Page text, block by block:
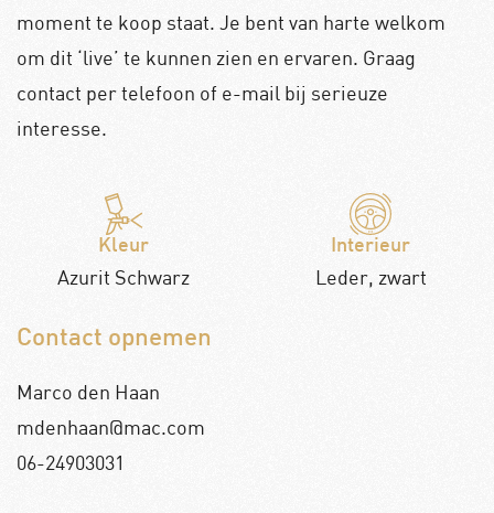
moment te koop staat. Je bent van harte welkom
om dit ‘live’ te kunnen zien en ervaren. Graag
contact per telefoon of e-mail bij serieuze
interesse.
Kleur
Azurit Schwarz
Interieur
Leder, zwart
Contact opnemen
Marco den Haan
mdenhaan@mac.com
06-24903031